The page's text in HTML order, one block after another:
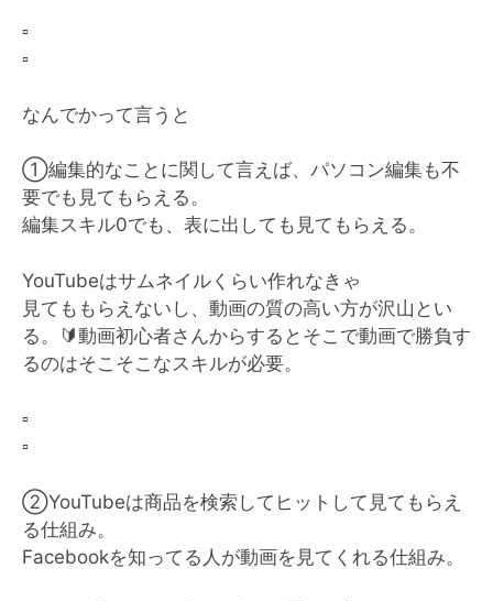
▫️
▫️
なんでかって言うと
①編集的なことに関して言えば、パソコン編集も不
要でも見てもらえる。
編集スキル0でも、表に出しても見てもらえる。
YouTubeはサムネイルくらい作れなきゃ
見てももらえないし、動画の質の高い方が沢山とい
る。
🔰動画初心者さんからするとそこで動画で勝負す
るのはそこそこなスキルが必要。
▫️
▫️
②YouTubeは商品を検索してヒットして見てもらえ
る仕組み。
Facebookを知ってる人が動画を見てくれる仕組み。